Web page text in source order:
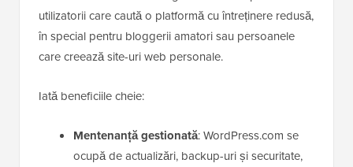
utilizatorii care caută o platformă cu întreținere redusă,
în special pentru bloggerii amatori sau persoanele
care creează site-uri web personale.
Iată beneficiile cheie:
Mentenanță gestionată: WordPress.com se
ocupă de actualizări, backup-uri și securitate,